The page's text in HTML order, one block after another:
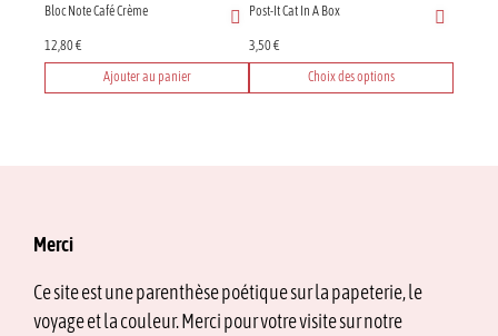
Bloc Note Café Crème
12,80€
Ajouter au panier
Post-It Cat In A Box
3,50€
Choix des options
choisies
sur
Merci
Ce site est une parenthèse poétique sur la papeterie, le
voyage et la couleur. Merci pour votre visite sur notre